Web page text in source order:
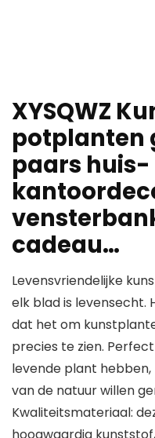
XYSQWZ
potplanten
paars huis-
cadeau…
Levensvriendelijke
elk blad is levensecht.
dat het om
precies te zien.
levende plant
van de natuur willen
Kwaliteitsmateriaal: